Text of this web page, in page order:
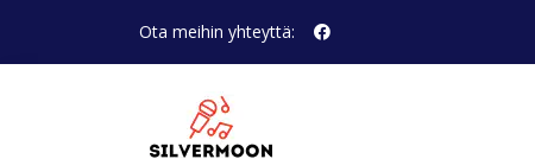
Ota meihin yhteyttä: